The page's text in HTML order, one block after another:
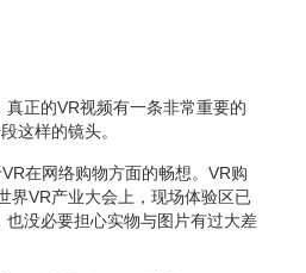
正的VR视频有一条非常重要的
这样的镜头。
在网络购物方面的畅想。VR购
界VR产业大会上，现场体验区已
没必要担心实物与图片有过大差